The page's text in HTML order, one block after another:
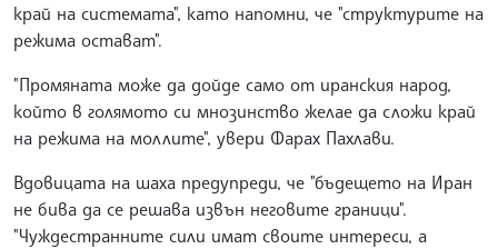
край на системата", като напомни, че "структурите на
режима остават".
"Промяната може да дойде само от иранския народ,
който в голямото си мнозинство желае да сложи край
на режима на моллите", увери Фарах Пахлави.
Вдовицата на шаха предупреди, че "бъдещето на Иран
не бива да се решава извън неговите граници".
"Чуждестранните сили имат своите интереси, а